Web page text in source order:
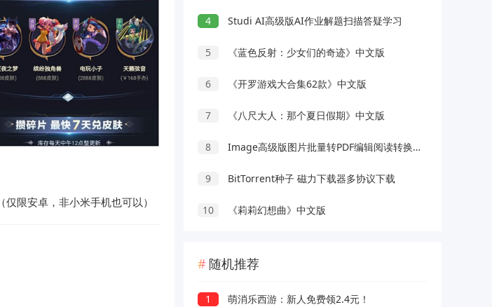
限安卓，非小米手机也可以）
4 Studi AI高级版AI作业解题扫描答疑学习
5 《蓝色反射：少女们的奇迹》中文版
6 《开罗游戏大合集62款》中文版
7 《八尺大人：那个夏日假期》中文版
8 Image高级版图片批量转PDF编辑阅读转换工具
9 BitTorrent种子 磁力下载器多协议下载
10 《莉莉幻想曲》中文版
随机推荐
1 萌消乐西游：新人免费领2.4元！